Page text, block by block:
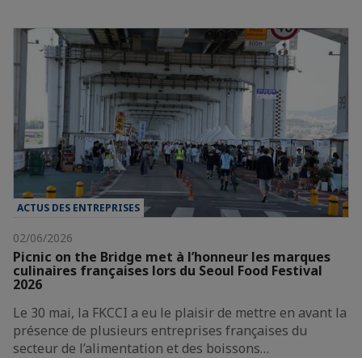
ACTUS DES ENTREPRISES
02/06/2026
Picnic on the Bridge met à l’honneur les marques
culinaires françaises lors du Seoul Food Festival
2026
Le 30 mai, la FKCCI a eu le plaisir de mettre en avant la
présence de plusieurs entreprises françaises du
secteur de l’alimentation et des boissons…